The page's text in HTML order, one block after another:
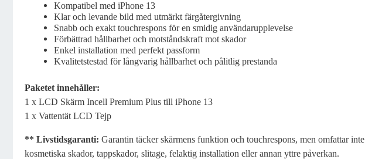
Kompatibel med iPhone 13
Klar och levande bild med utmärkt färgåtergivning
Snabb och exakt touchrespons för en smidig användarupplevelse
Förbättrad hållbarhet och motståndskraft mot skador
Enkel installation med perfekt passform
Kvalitetstestad för långvarig hållbarhet och pålitlig prestanda
Paketet innehåller:
1 x LCD Skärm Incell Premium Plus till iPhone 13
1 x Vattentät LCD Tejp
** Livstidsgaranti: Garantin täcker skärmens funktion och touchrespons, men omfattar inte
kosmetiska skador, tappskador, slitage, felaktig installation eller annan yttre påverkan.